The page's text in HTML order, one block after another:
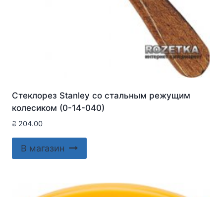
Стеклорез Stanley со стальным режущим
колесиком (0-14-040)
₴ 204.00
В магазин